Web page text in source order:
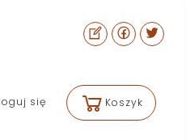
się Koszyk